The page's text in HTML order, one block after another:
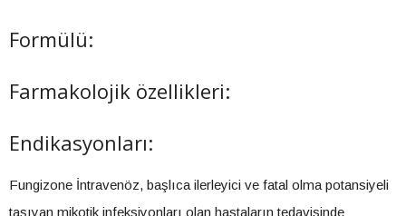
Formülü:
Farmakolojik özellikleri:
Endikasyonları:
Fungizone İntravenöz, başlıca ilerleyici ve fatal olma potansiyeli
taşıyan mikotik infeksiyonları olan hastaların tedavisinde